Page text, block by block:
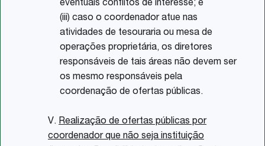
eventuais conflitos de interesse; e
(iii) caso o coordenador atue nas
atividades de tesouraria ou mesa de
operações proprietária, os diretores
responsáveis de tais áreas não devem ser
os mesmo responsáveis pela
coordenação de ofertas públicas.
V. Realização de ofertas públicas por
coordenador que não seja instituição